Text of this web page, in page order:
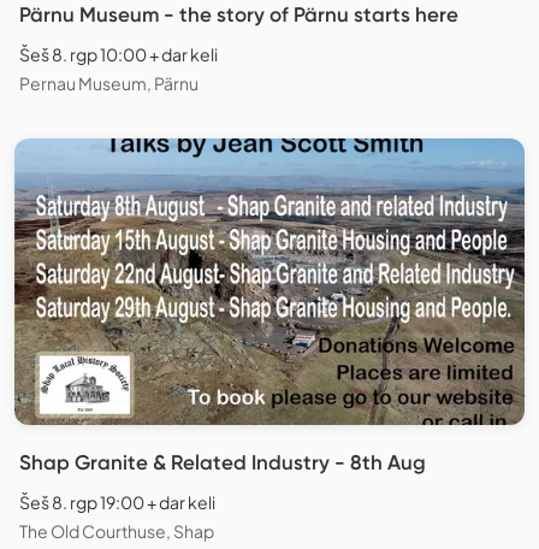
Pärnu Museum - the story of Pärnu starts here
Šeš 8. rgp 10:00 + dar keli
Pernau Museum, Pärnu
Shap Granite & Related Industry - 8th Aug
Šeš 8. rgp 19:00 + dar keli
The Old Courthuse, Shap